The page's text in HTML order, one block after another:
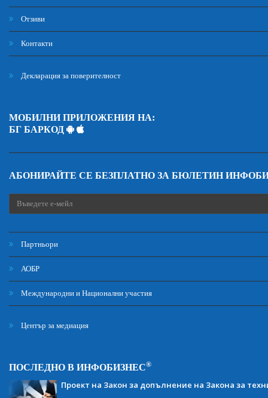
Отзиви
Контакти
Декларация за поверителност
МОБИЛНИ ПРИЛОЖЕНИЯ НА:
БГ БАРКОД
АБОНИРАЙТЕ СЕ БЕЗПЛАТНО ЗА БЮЛЕТИН
Партньори
АОБР
Международни и Национални участия
Център за медиация
ПОСЛЕДНО В ИНФОБИЗНЕС®
Проект на Закон за допълнение на Закона за